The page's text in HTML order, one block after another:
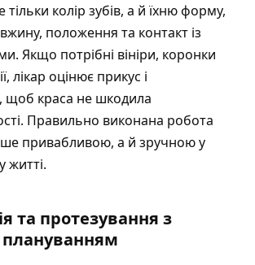
тільки колір зубів, а й їхню форму,
положення та контакт із
Якщо потрібні вініри, коронки
лікар оцінює прикус і
щоб краса не шкодила
Правильно виконана робота
привабливою, а й зручною у
житті.
та протезування з